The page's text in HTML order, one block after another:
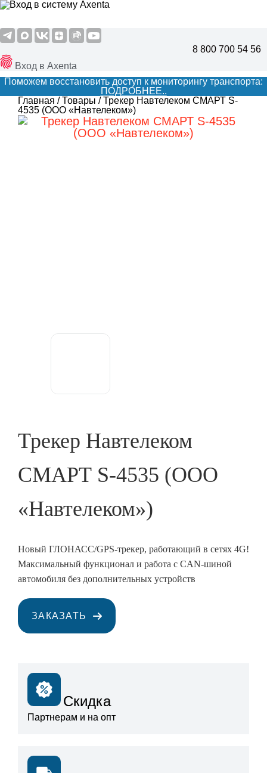
8 800 700 54 56
Вход в Axenta
Поможем восстановить доступ к мониторингу транспорта:
ПОДРОБНЕЕ..
Главная /Товары /Трекер Навтелеком СМАРТ S-
4535 (ООО «Навтелеком»)
Трекер Навтелеком
СМАРТ S-4535 (ООО
«Навтелеком»)
Новый ГЛОНАСС/GPS-трекер, работающий в сетях 4G!
Максимальный функционал и работа с CAN-шиной
автомобиля без дополнительных устройств
ЗАКАЗАТЬ
Скидка
Партнерам и на опт